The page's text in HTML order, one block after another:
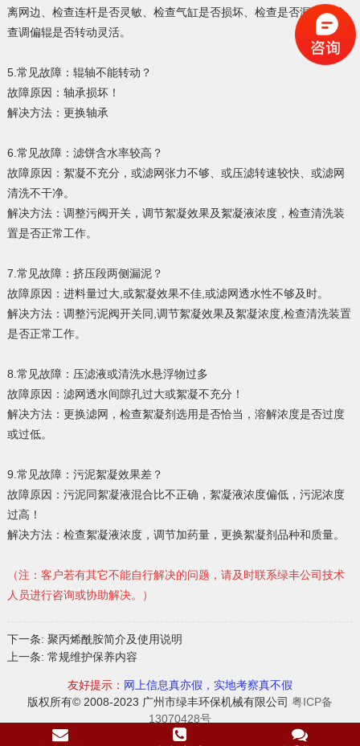
离网边、检查连杆是否灵敏、检查气缸是否损坏、检查是否漏气、检
查调偏辊是否转动灵活。
5.常见故障：辊轴不能转动？
故障原因：轴承损坏！
解决方法：更换轴承
6.常见故障：滤饼含水率较高？
故障原因：絮凝不充分，或滤网张力不够、或压滤转速较快、或滤网
清洗不干净。
解决方法：调整污阀开关，调节絮凝效果及絮凝液浓度，检查清洗装
置是否正常工作。
7.常见故障：挤压段两侧漏泥？
故障原因：进料量过大,或絮凝效果不佳,或滤网透水性不够及时。
解决方法：调整污泥阀开关同,调节絮凝效果及絮凝浓度,检查清洗装置
是否正常工作。
8.常见故障：压滤液或清洗水悬浮物过多
故障原因：滤网透水间隙孔过大或絮凝不充分！
解决方法：更换滤网，检查絮凝剂选用是否恰当，溶解浓度是否过度
或过低。
9.常见故障：污泥絮凝效果差？
故障原因：污泥同絮凝液混合比不正确，絮凝液浓度偏低，污泥浓度
过高！
解决方法：检查絮凝液浓度，调节加药量，更换絮凝剂品种和质量。
（注：客户若有其它不能自行解决的问题，请及时联系绿丰公司技术
人员进行咨询或协助解决。）
下一条: 聚丙烯酰胺简介及使用说明
上一条: 常规维护保养内容
友好提示： 网上信息真亦假，实地考察真不假
版权所有© 2008-2023 广州市绿丰环保机械有限公司 粤ICP备
13070428号